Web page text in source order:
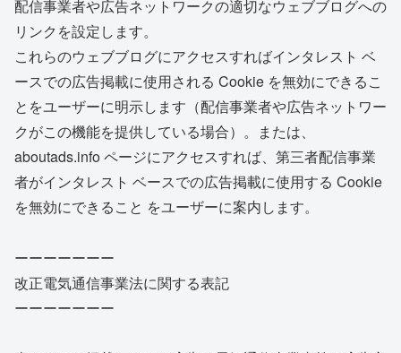
配信事業者や広告ネットワークの適切なウェブブログへの
リンクを設定します。
これらのウェブブログにアクセスすればインタレスト ベ
ースでの広告掲載に使用される Cookie を無効にできるこ
とをユーザーに明示します（配信事業者や広告ネットワー
クがこの機能を提供している場合）。または、
aboutads.info ページにアクセスすれば、第三者配信事業
者がインタレスト ベースでの広告掲載に使用する Cookie
を無効にできること をユーザーに案内します。
ーーーーーーー
改正電気通信事業法に関する表記
ーーーーーーー